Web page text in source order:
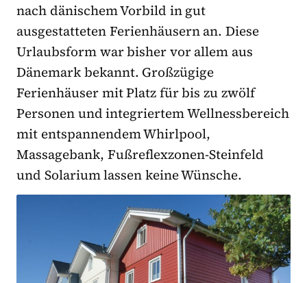
nach dänischem Vorbild in gut
ausgestatteten Ferienhäusern an. Diese
Urlaubsform war bisher vor allem aus
Dänemark bekannt. Großzügige
Ferienhäuser mit Platz für bis zu zwölf
Personen und integriertem Wellnessbereich
mit entspannendem Whirlpool,
Massagebank, Fußreflexzonen-Steinfeld
und Solarium lassen keine Wünsche.